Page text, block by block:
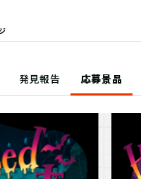
発見報告 応募景品